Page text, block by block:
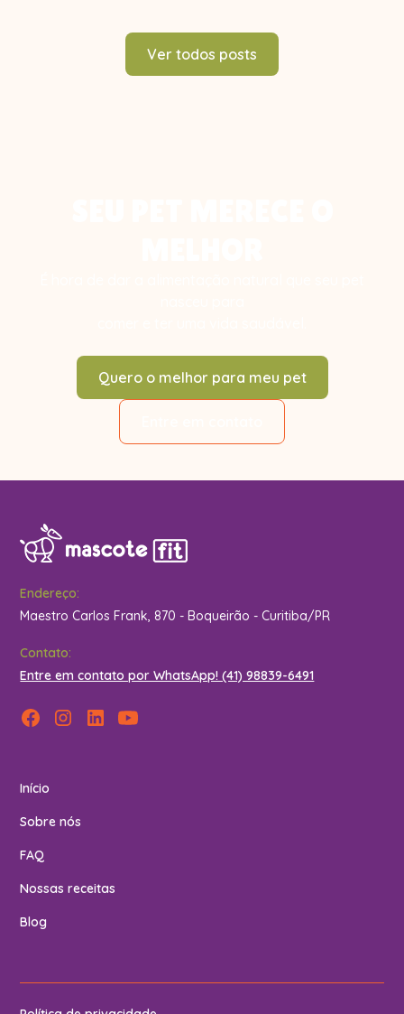
Ver todos posts
Quero o melhor para meu pet
Endereço:
Maestro Carlos Frank, 870 - Boqueirão - Curitiba/PR
Contato:
Entre em contato por WhatsApp! (41) 98839-6491
Início
Sobre nós
FAQ
Nossas receitas
Blog